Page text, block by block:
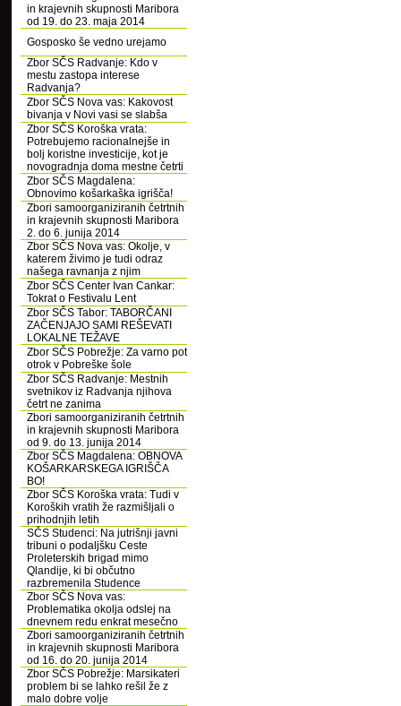
in krajevnih skupnosti Maribora
od 19. do 23. maja 2014
Gosposko še vedno urejamo
Zbor SČS Radvanje: Kdo v
mestu zastopa interese
Radvanja?
Zbor SČS Nova vas: Kakovost
bivanja v Novi vasi se slabša
Zbor SČS Koroška vrata:
Potrebujemo racionalnejše in
bolj koristne investicije, kot je
novogradnja doma mestne četrti
Zbor SČS Magdalena:
Obnovimo košarkaška igrišča!
Zbori samoorganiziranih četrtnih
in krajevnih skupnosti Maribora
2. do 6. junija 2014
Zbor SČS Nova vas: Okolje, v
katerem živimo je tudi odraz
našega ravnanja z njim
Zbor SČS Center Ivan Cankar:
Tokrat o Festivalu Lent
Zbor SČS Tabor: TABORČANI
ZAČENJAJO SAMI REŠEVATI
LOKALNE TEŽAVE
Zbor SČS Pobrežje: Za varno pot
otrok v Pobreške šole
Zbor SČS Radvanje: Mestnih
svetnikov iz Radvanja njihova
četrt ne zanima
Zbori samoorganiziranih četrtnih
in krajevnih skupnosti Maribora
od 9. do 13. junija 2014
Zbor SČS Magdalena: OBNOVA
KOŠARKARSKEGA IGRIŠČA
BO!
Zbor SČS Koroška vrata: Tudi v
Koroških vratih že razmišljali o
prihodnjih letih
SČS Studenci: Na jutrišnji javni
tribuni o podaljšku Ceste
Proleterskih brigad mimo
Qlandije, ki bi občutno
razbremenila Studence
Zbor SČS Nova vas:
Problematika okolja odslej na
dnevnem redu enkrat mesečno
Zbori samoorganiziranih četrtnih
in krajevnih skupnosti Maribora
od 16. do 20. junija 2014
Zbor SČS Pobrežje: Marsikateri
problem bi se lahko rešil že z
malo dobre volje